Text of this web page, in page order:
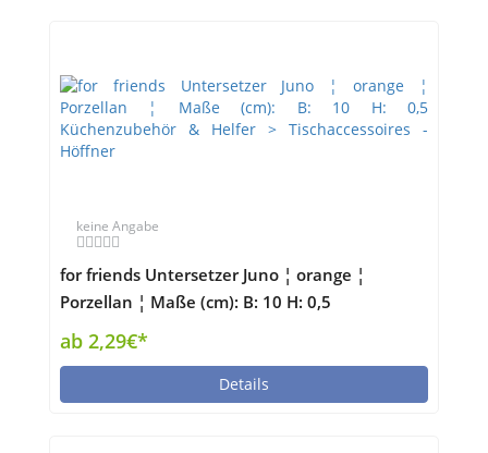
keine Angabe
for friends Untersetzer Juno ¦ orange ¦
Porzellan ¦ Maße (cm): B: 10 H: 0,5
Küchenzubehör & Helfer > Tischaccessoires -
Höffner
ab 2,29€*
Details